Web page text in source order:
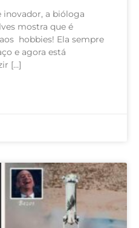
a bióloga
mostra que é
hobbies! Ela sempre
e agora está
[…]